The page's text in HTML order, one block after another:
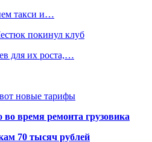
такси и…
покинул клуб
для их роста,…
новые тарифы
время ремонта грузовика
70 тысяч рублей